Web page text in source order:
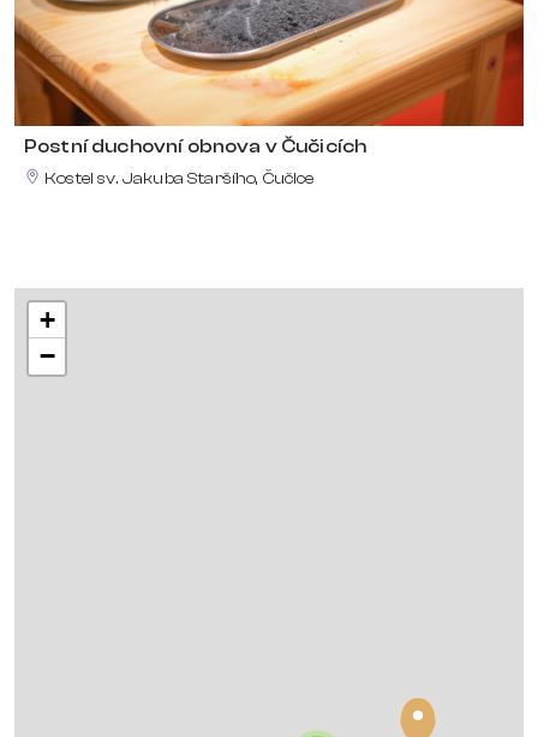
Postní duchovní obnova v Čučicích
Kostel sv. Jakuba Staršího, Čučice
+
−